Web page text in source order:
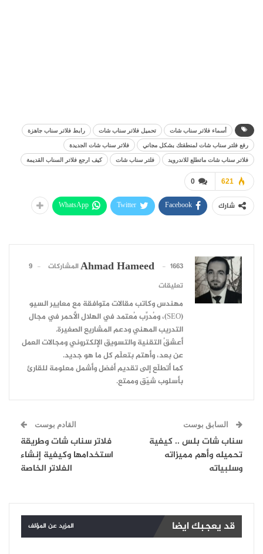
أسماء فلاتر سناب شات تحميل فلاتر سناب شات
رابط فلاتر سناب جاهزة
رفع فلتر سناب شات لمنطقتك بشكل مجاني
فلاتر سناب شات الجديدة
فلاتر سناب شات ماتطلع للاندرويد
فلتر سناب شات كيف ارجع فلاتر السناب القديمة
0 621
شارك Facebook
Twitter
WhatsApp
Ahmad Hameed 1663 المشاركات
9
تعليقات
مهندس وكاتب مقالات متوافقة مع معايير السيو
(SEO)، ومُدرِّب مُعتمد في الهلال الأحمر في مجال
التدريب المهني ودعم المشاريع الصغيرة.
أعشقُ التقنية والتسويق الإلكتروني ومجالات العمل
عن بعد، وأهتم بتعلّم كل ما هو جديد.
كما أتطلّع إلى تقديم أفضل وأشمل معلومة للقارئ
بأسلوب شيّق وممتع.
السابق بوست
سناب شات بلس .. كيفية
تحميله وأهم مميزاته
وسلبياته
القادم بوست
فلاتر سناب شات وطريقة
استخدامها وكيفية إنشاء
الفلاتر الخاصة
قد يعجبك ايضا المزيد عن المؤلف